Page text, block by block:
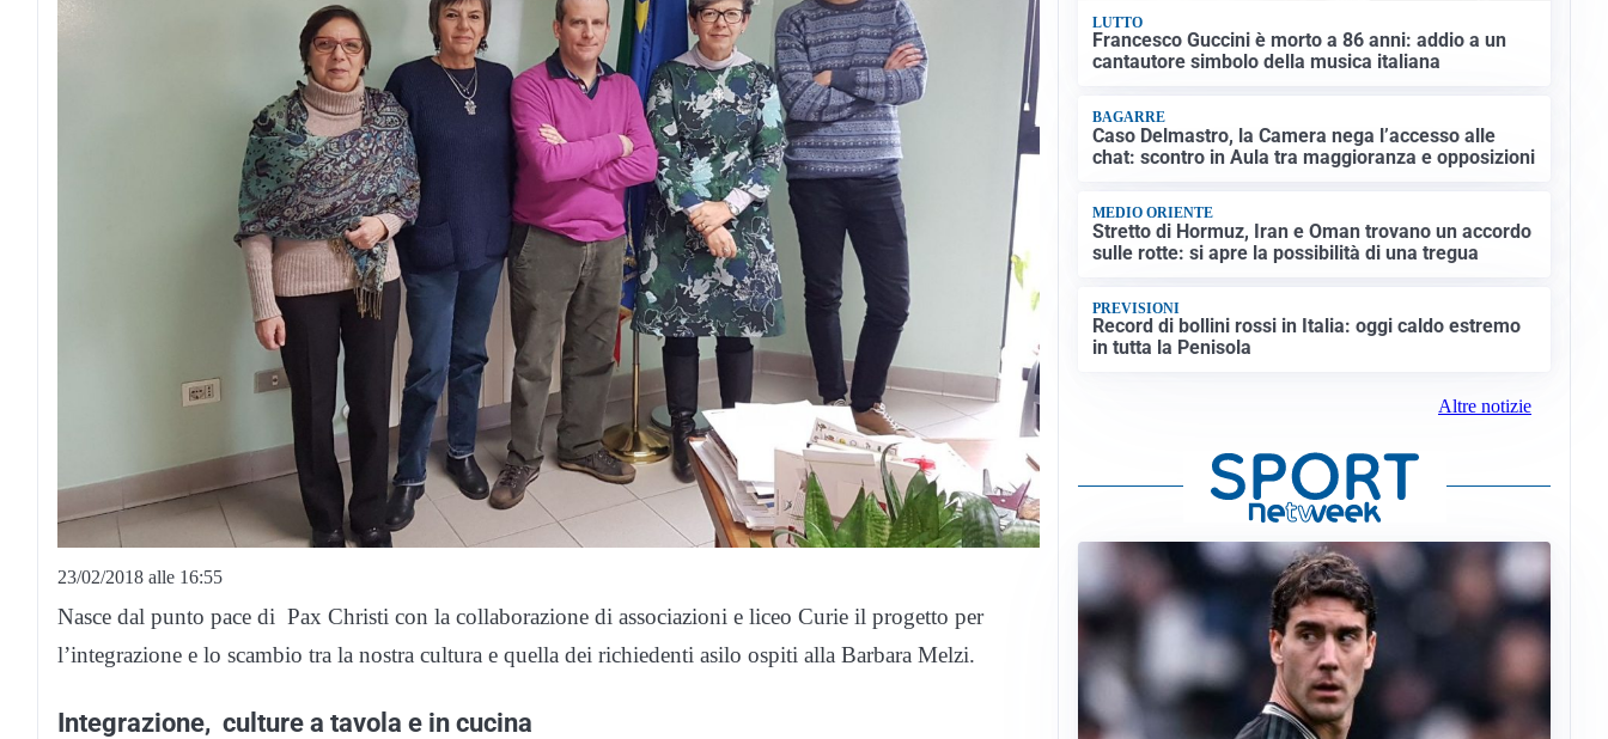
23/02/2018 alle 16:55
Nasce dal punto pace di Pax Christi con la collaborazione di associazioni e liceo Curie il progetto per
l’integrazione e lo scambio tra la nostra cultura e quella dei richiedenti asilo ospiti alla Barbara Melzi.
Integrazione, culture a tavola e in cucina
LUTTO
Francesco Guccini è morto a 86 anni: addio a un
cantautore simbolo della musica italiana
BAGARRE
Caso Delmastro, la Camera nega l’accesso alle
chat: scontro in Aula tra maggioranza e opposizioni
MEDIO ORIENTE
Stretto di Hormuz, Iran e Oman trovano un accordo
sulle rotte: si apre la possibilità di una tregua
PREVISIONI
Record di bollini rossi in Italia: oggi caldo estremo
in tutta la Penisola
Altre notizie